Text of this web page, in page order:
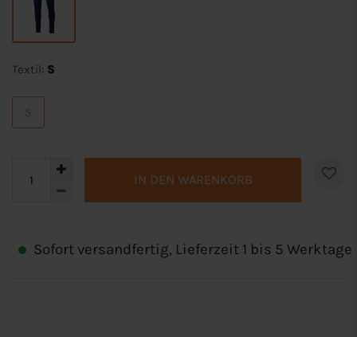
Textil: S
S
IN DEN WARENKORB
Sofort versandfertig, Lieferzeit 1 bis 5 Werktage